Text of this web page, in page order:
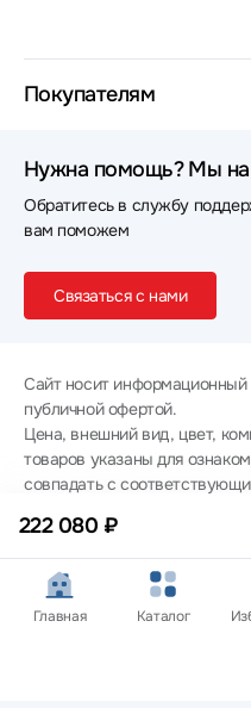
222 080 ₽
Покупателям
Нужна помощь? Мы на
Обратитесь в службу
вам поможем
Связаться с нами
Сайт носит информационный
публичной офертой.
Цена, внешний вид, цвет,
товаров указаны для
совпадать с
товаров - уточняйте
оформлении заказа.
Политика
© 2012 —
Главная Каталог